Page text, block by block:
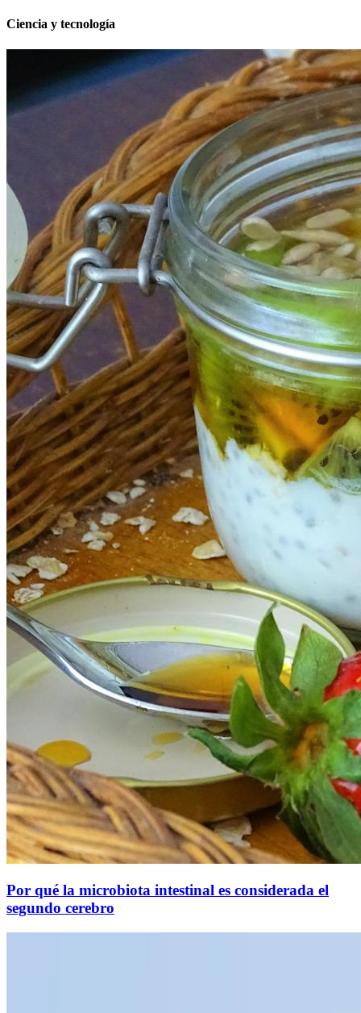
Ciencia y tecnología
Por qué la microbiota intestinal es considerada el
segundo cerebro